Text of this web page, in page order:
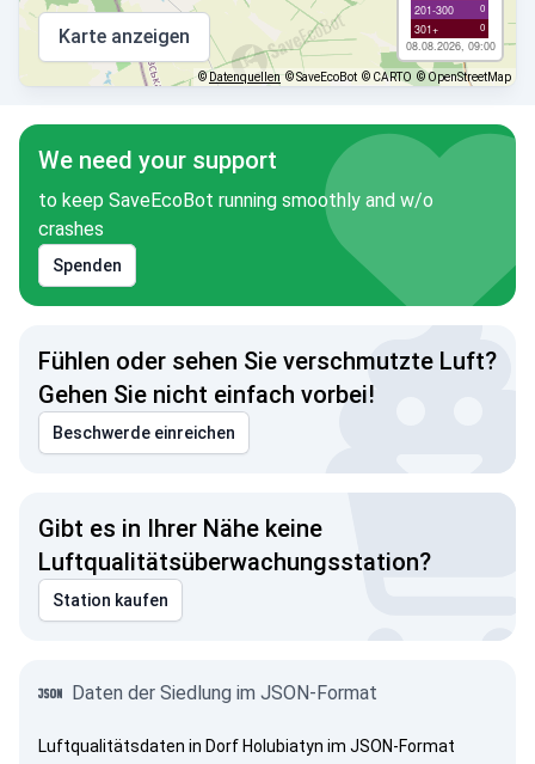
201-300 0
301+ 0
08.08.2026, 09:00
Karte anzeigen
© Datenquellen © SaveEcoBot © CARTO © OpenStreetMap
We need your support
to keep SaveEcoBot running smoothly and w/o
crashes
Spenden
Fühlen oder sehen Sie verschmutzte Luft?
Gehen Sie nicht einfach vorbei!
Beschwerde einreichen
Gibt es in Ihrer Nähe keine
Luftqualitätsüberwachungsstation?
Station kaufen
Daten der Siedlung im JSON-Format
Luftqualitätsdaten in Dorf Holubiatyn im JSON-Format